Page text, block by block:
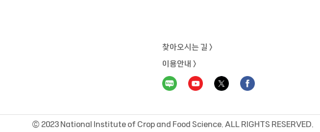
찾아오시는 길 >
이용안내 >
© 2023 National Institute of Crop and Food Science. ALL RIGHTS RESERVED.